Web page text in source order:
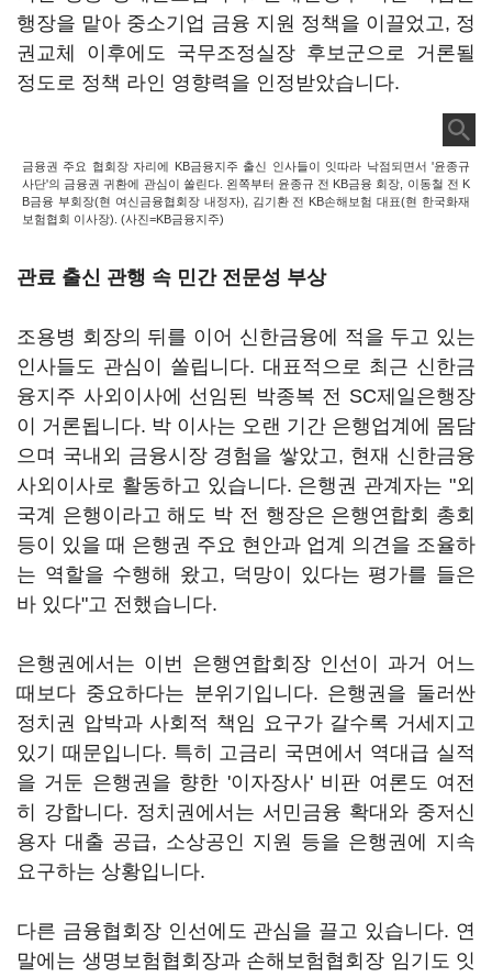
행장을 맡아 중소기업 금융 지원 정책을 이끌었고, 정
권교체 이후에도 국무조정실장 후보군으로 거론될
정도로 정책 라인 영향력을 인정받았습니다.
금융권 주요 협회장 자리에 KB금융지주 출신 인사들이 잇따라 낙점되면서 '윤종규
사단'의 금융권 귀환에 관심이 쏠린다. 왼쪽부터 윤종규 전 KB금융 회장, 이동철 전 K
B금융 부회장(현 여신금융협회장 내정자), 김기환 전 KB손해보험 대표(현 한국화재
보험협회 이사장). (사진=KB금융지주)
관료 출신 관행 속 민간 전문성 부상
조용병 회장의 뒤를 이어 신한금융에 적을 두고 있는
인사들도 관심이 쏠립니다. 대표적으로 최근 신한금
융지주 사외이사에 선임된 박종복 전 SC제일은행장
이 거론됩니다. 박 이사는 오랜 기간 은행업계에 몸담
으며 국내외 금융시장 경험을 쌓았고, 현재 신한금융
사외이사로 활동하고 있습니다. 은행권 관계자는 "외
국계 은행이라고 해도 박 전 행장은 은행연합회 총회
등이 있을 때 은행권 주요 현안과 업계 의견을 조율하
는 역할을 수행해 왔고, 덕망이 있다는 평가를 들은
바 있다"고 전했습니다.
은행권에서는 이번 은행연합회장 인선이 과거 어느
때보다 중요하다는 분위기입니다. 은행권을 둘러싼
정치권 압박과 사회적 책임 요구가 갈수록 거세지고
있기 때문입니다. 특히 고금리 국면에서 역대급 실적
을 거둔 은행권을 향한 '이자장사' 비판 여론도 여전
히 강합니다. 정치권에서는 서민금융 확대와 중저신
용자 대출 공급, 소상공인 지원 등을 은행권에 지속
요구하는 상황입니다.
다른 금융협회장 인선에도 관심을 끌고 있습니다. 연
말에는 생명보험협회장과 손해보험협회장 임기도 잇